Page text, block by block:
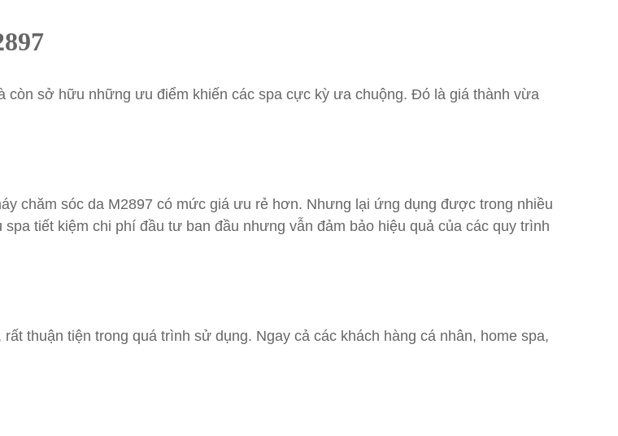
sở hữu những ưu điểm khiến các spa cực kỳ ưa chuộng. Đó là giá thành vừa
chăm sóc da M2897 có mức giá ưu rẻ hơn. Nhưng lại ứng dụng được trong nhiều
tiết kiệm chi phí đầu tư ban đầu nhưng vẫn đảm bảo hiệu quả của các quy trình
thuận tiện trong quá trình sử dụng. Ngay cả các khách hàng cá nhân, home spa,